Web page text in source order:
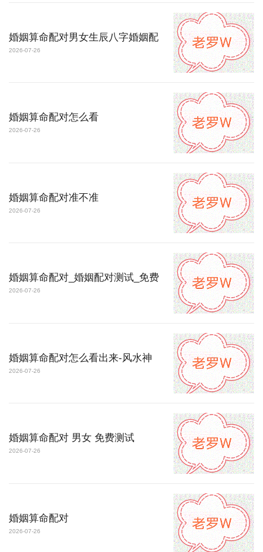
婚姻算命配对男女生辰八字婚姻配
2026-07-26
婚姻算命配对怎么看
2026-07-26
婚姻算命配对准不准
2026-07-26
婚姻算命配对_婚姻配对测试_免费
2026-07-26
婚姻算命配对怎么看出来-风水神
2026-07-26
婚姻算命配对 男女 免费测试
2026-07-26
婚姻算命配对
2026-07-26